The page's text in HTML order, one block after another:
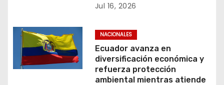
d
e
Jul 16, 2026
NACIONALES
Ecuador avanza en
diversificación económica y
refuerza protección
ambiental mientras atiende